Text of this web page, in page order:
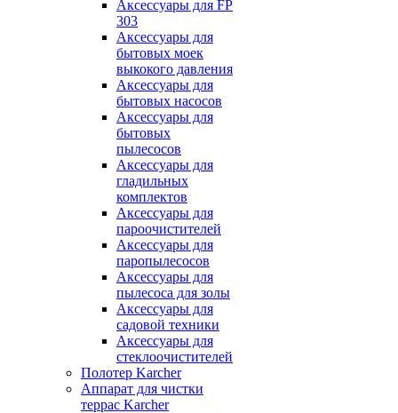
Аксессуары для FP
303
Аксессуары для
бытовых моек
выкокого давления
Аксессуары для
бытовых насосов
Аксессуары для
бытовых
пылесосов
Аксессуары для
гладильных
комплектов
Аксессуары для
пароочистителей
Аксессуары для
паропылесосов
Аксессуары для
пылесоса для золы
Аксессуары для
садовой техники
Аксессуары для
стеклоочистителей
Полотер Karcher
Аппарат для чистки
террас Karcher